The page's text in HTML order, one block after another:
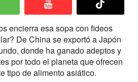
encierra esa sopa con fideos
De China se exportó a Japón
donde ha ganado adeptos y
por todo el planeta que ofrecen
tipo de alimento asiático.